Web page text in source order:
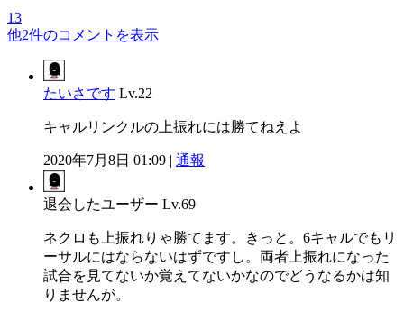
13
他2件のコメントを表示
たいさです Lv.22
キャルリンクルの上振れには勝てねえよ
2020年7月8日 01:09 | 通報
退会したユーザー Lv.69
ネクロも上振れりゃ勝てます。きっと。6キャルでもリ
ーサルにはならないはずですし。両者上振れになった
試合を見てないか覚えてないかなのでどうなるかは知
りませんが。